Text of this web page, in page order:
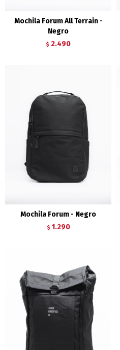
Mochila Forum All Terrain -
Negro
$ 2.490
Mochila Forum - Negro
$ 1.290